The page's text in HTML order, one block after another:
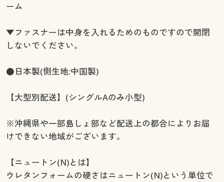
ーム
▼ファスナーは中身を入れるためのものですので開閉
しないでください。
●日本製(側生地:中国製)
【大型別配送】(シングルAのみ小型)
※沖縄県や一部島しょ部など配送上の都合によりお届
けできない地域がございます。
【ニュートン(N)とは】
ウレタンフォームの硬さはニュートン(N)という単位で